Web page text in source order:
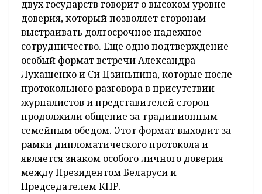
двух государств говорит о высоком уровне
доверия, который позволяет сторонам
выстраивать долгосрочное надежное
сотрудничество. Еще одно подтверждение -
особый формат встречи Александра
Лукашенко и Си Цзиньпина, которые после
протокольного разговора в присутствии
журналистов и представителей сторон
продолжили общение за традиционным
семейным обедом. Этот формат выходит за
рамки дипломатического протокола и
является знаком особого личного доверия
между Президентом Беларуси и
Председателем КНР.